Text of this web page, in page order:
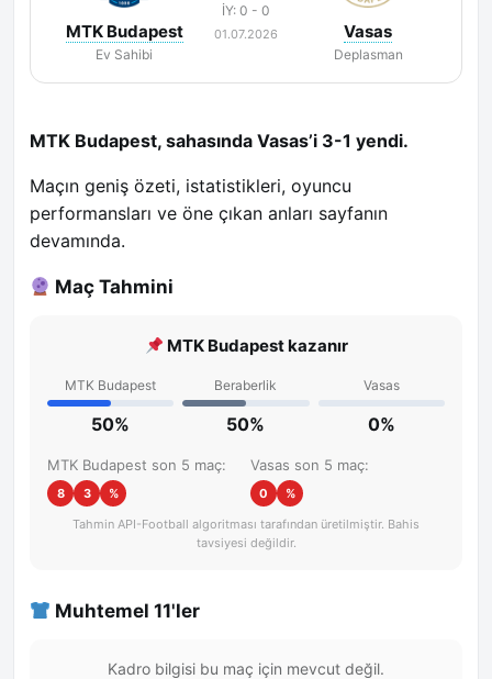
MTK Budapest
Ev Sahibi
İY: 0 - 0
01.07.2026 Vasas
Deplasman
MTK Budapest, sahasında Vasas’i 3-1 yendi.
Maçın geniş özeti, istatistikleri, oyuncu
performansları ve öne çıkan anları sayfanın
devamında.
Maç Tahmini
MTK Budapest kazanır
MTK Budapest
50%
Beraberlik
50%
Vasas
0%
MTK Budapest son 5 maç:
8 3 %
Vasas son 5 maç:
0 %
Tahmin API-Football algoritması tarafından üretilmiştir. Bahis
tavsiyesi değildir.
Muhtemel 11'ler
Kadro bilgisi bu maç için mevcut değil.